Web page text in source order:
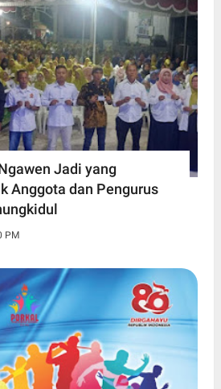
Jadi yang
Anggota dan Pengurus
PM